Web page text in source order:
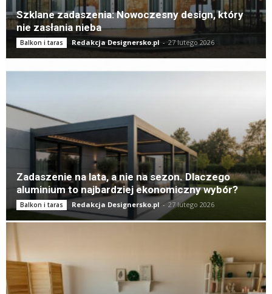
Szklane zadaszenia: Nowoczesny design, który
nie zasłania nieba
Balkon i taras Redakcja Designersko.pl - 27 lutego 2026
Zadaszenie na lata, a nie na sezon. Dlaczego
aluminium to najbardziej ekonomiczny wybór?
Balkon i taras Redakcja Designersko.pl - 27 lutego 2026